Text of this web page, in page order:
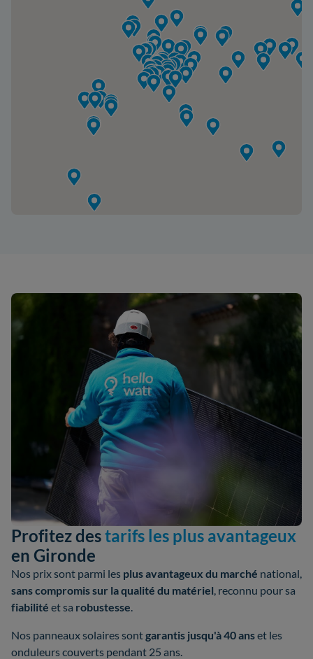
Profitez destarifs les plus avantageux
en Gironde
Nos prix sont parmi les plus avantageux du marché national,
sans compromis sur la qualité du matériel, reconnu pour sa
fiabilité et sa robustesse.
Nos panneaux solaires sontgarantis jusqu'à 40 anset les
onduleurs couverts pendant 25 ans.